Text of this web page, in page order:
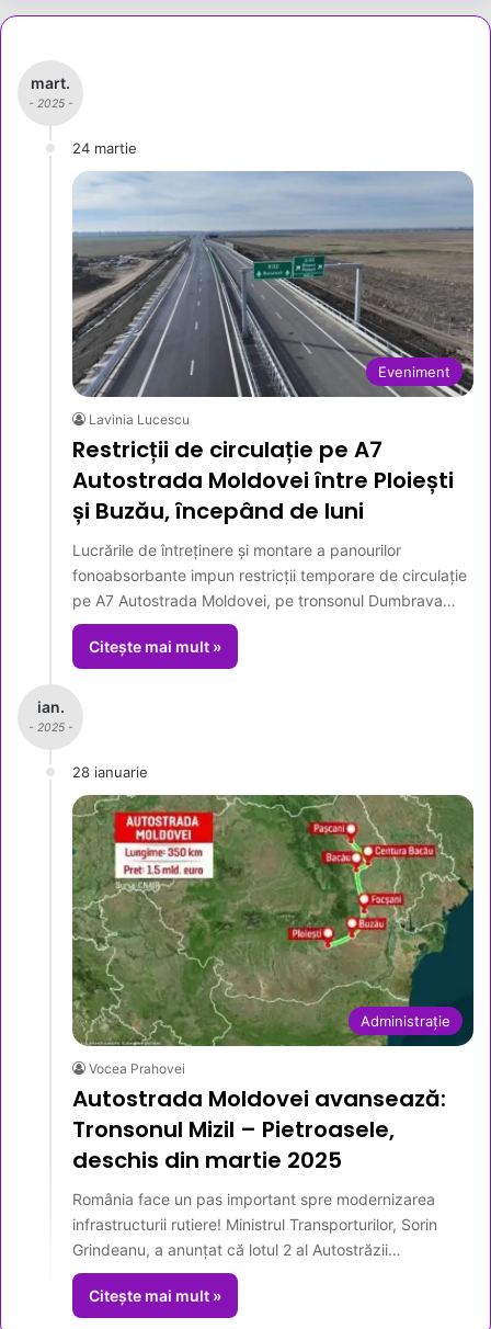
mart.
- 2025 -
24 martie
Eveniment
Lavinia Lucescu
Restricții de circulație pe A7
Autostrada Moldovei între Ploiești
și Buzău, începând de luni
Lucrările de întreținere și montare a panourilor
fonoabsorbante impun restricții temporare de circulație
pe A7 Autostrada Moldovei, pe tronsonul Dumbrava…
Citește mai mult »
ian.
- 2025 -
28 ianuarie
Administrație
Vocea Prahovei
Autostrada Moldovei avansează:
Tronsonul Mizil – Pietroasele,
deschis din martie 2025
România face un pas important spre modernizarea
infrastructurii rutiere! Ministrul Transporturilor, Sorin
Grindeanu, a anunțat că lotul 2 al Autostrăzii…
Citește mai mult »